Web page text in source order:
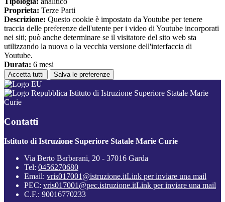
Proprieta: Terze Parti
Descrizione: Questo cookie è impostato da Youtube per tenere
traccia delle preferenze dell'utente per i video di Youtube incorporati
nei siti; può anche determinare se il visitatore del sito web sta
utilizzando la nuova o la vecchia versione dell'interfaccia di
Youtube.
Durata: 6 mesi
Accetta tutti Salva le preferenze
Istituto di Istruzione Superiore Statale Marie
Curie
Contatti
Istituto di Istruzione Superiore Statale Marie Curie
Via Berto Barbarani, 20 - 37016 Garda
Tel: 0456270680
Email: vris017001@istruzione.itLink per inviare una mail
PEC: vris017001@pec.istruzione.itLink per inviare una mail
C.F.: 90016770233